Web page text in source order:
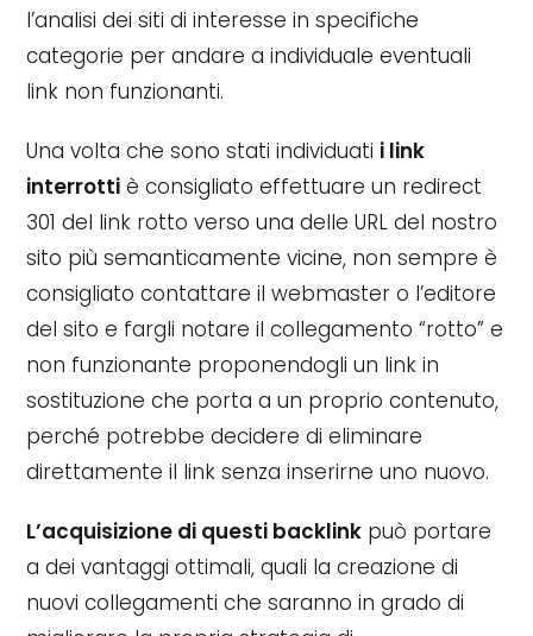
l’analisi dei siti di interesse in specifiche
categorie per andare a individuale eventuali
link non funzionanti.
Una volta che sono stati individuati i link
interrotti è consigliato effettuare un redirect
301 del link rotto verso una delle URL del nostro
sito più semanticamente vicine, non sempre è
consigliato contattare il webmaster o l’editore
del sito e fargli notare il collegamento “rotto” e
non funzionante proponendogli un link in
sostituzione che porta a un proprio contenuto,
perché potrebbe decidere di eliminare
direttamente il link senza inserirne uno nuovo.
L’acquisizione di questi backlink può portare
a dei vantaggi ottimali, quali la creazione di
nuovi collegamenti che saranno in grado di